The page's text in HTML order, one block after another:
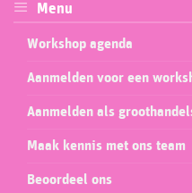
Menu
Workshop agenda
Aanmelden voor een
Aanmelden als
Maak kennis met ons team
Beoordeel ons